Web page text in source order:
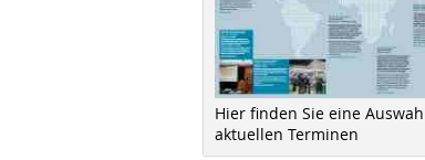
Hier finden Sie eine
aktuellen Terminen